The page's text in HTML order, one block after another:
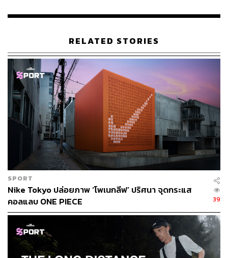
Aaron Beggs กล่าวถึงการตัดสินใจครั้งนี้อย่างเรียบง่ายว่า
“มันคือสัญชาตญาณ กีฬามันรวมผู้คนเข้าด้วยกัน เมื่อเราออก
เดินทางในมาราธอนด้วยกัน เราก็ต้องช่วยเหลือและสนับสนุน
กัน มันเป็นเรื่องธรรมดา… แต่เป็นความรู้สึกที่วิเศษ”
ขณะที่ Haridasse ผู้ได้รับความช่วยเหลือ พูดถึงเพื่อนนักวิ่ง
ทั้งสองว่า “ถ้าพวกเขาไม่หยุดช่วยผม วันนั้นคงจะเป็นการวิ่งที่
เร็วที่สุดในชีวิตของพวกเขา แต่พวกเขากลับเลือกช่วยผม”
สุดท้ายแล้ว ตัวเลขสถิติใดๆ บนนาฬิกาอาจจางหายไปตาม
กาลเวลา แต่ความเอื้อเฟื้อที่หยิบยื่นให้กัน จะกลายเป็นความ
ทรงจำที่ไม่มีวันลบเลือน
เพราะ ‘ความมีน้ำใจ’ ที่มอบให้แก่กันในยามที่ยากที่สุด คือ
แสงสว่างที่พิสูจน์ว่าโลกใบนี้ยังคงสวยงามและน่าอยู่เพียงใด
และมิตรภาพไร้พรมแดนเช่นนี้เอง คือเหรียญรางวัลที่มีค่า…
ไม่น้อยไปกว่าชัยชนะใดๆ😊
RELATED STORIES
SPORT
Nike Tokyo ปล่อยภาพ ‘โพเนกลีฟ’ ปริศนา จุดกระแส
คอลแลบ ONE PIECE
39